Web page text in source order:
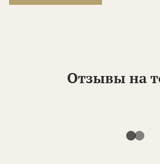
Отзывы на